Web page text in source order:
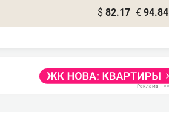
$ 82.17 € 94.84